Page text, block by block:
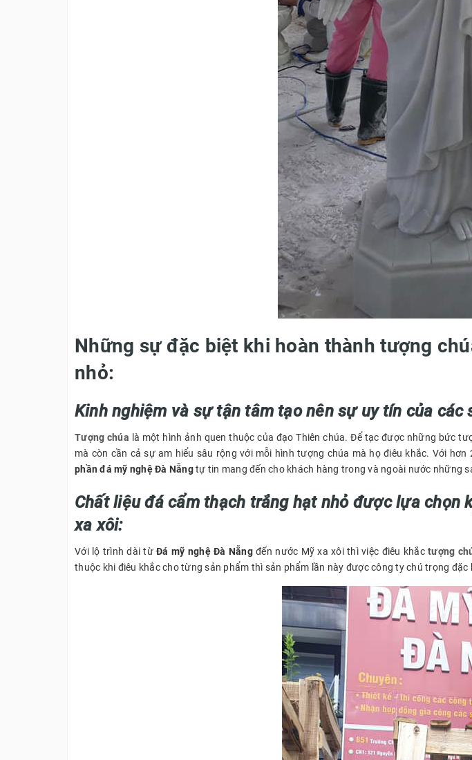
Những sự đặc biệt khi hoàn thành tượng
nhỏ:
Kinh nghiệm và sự tận tâm tạo nên sự uy tín của
Tượng chúa là một hình ảnh quen thuộc của đạo Thiên chúa. Để tạc được những bức
mà còn cần cả sự am hiểu sâu rộng với mỗi hình tượng chúa mà họ điêu khắc. Với
phần đá mỹ nghệ Đà Nẵngtự tin mang đến cho khách hàng trong và ngoài nước những
Chất liệu đá cẩm thạch trắng hạt nhỏ được lựa
xa xôi:
Với lộ trình dài từĐá mỹ nghệ Đà Nẵngđến nước Mỹ xa xôi thì việc điêu khắctượng
thuộc khi điêu khắc cho từng sản phẩm thì sản phẩm lần này được công ty chú trọng đặc